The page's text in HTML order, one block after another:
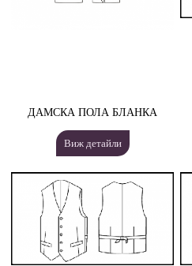
ДАМСКА ПОЛА БЛАНКА
Виж детайли